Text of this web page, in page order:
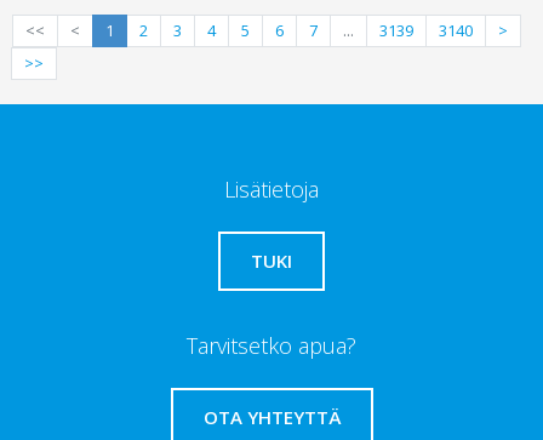
<< < 1 2 3 4 5 6 7 ... 3139 3140
>
>>
Lisätietoja
TUKI
Tarvitsetko apua?
OTA YHTEYTTÄ